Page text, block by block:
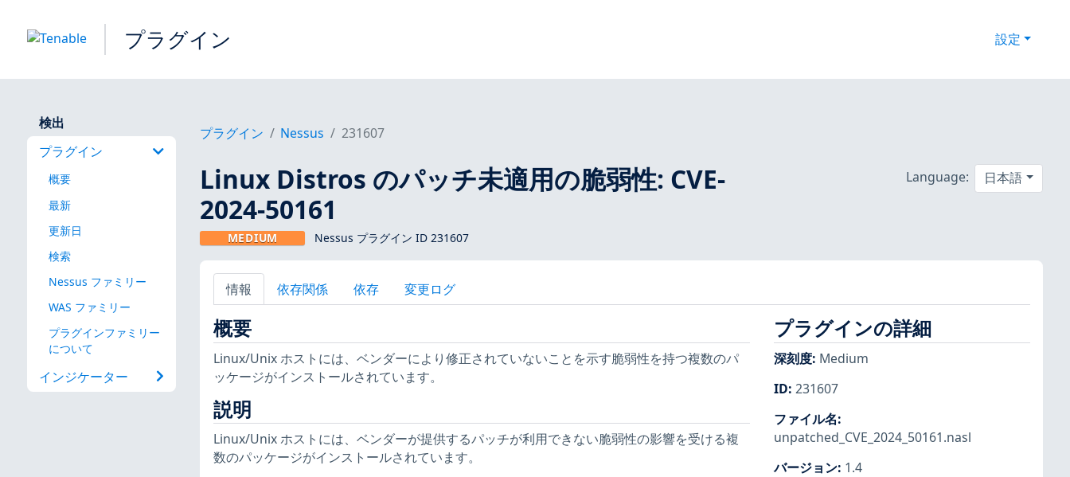
プラグイン 設定
検出
プラグイン
概要
最新
更新日
検索
Nessus ファミリー
WAS ファミリー
プラグインファミリー
について
インジケーター
プラグイン Nessus 231607
Linux Distros のパッチ未適用の脆弱性: CVE-
2024-50161
MEDIUM Nessus プラグイン ID 231607
Language: 日本語
情報 依存関係 依存 変更ログ
概要
Linux/Unix ホストには、ベンダーにより修正されていないことを示す脆弱性を持つ複数のパ
ッケージがインストールされています。
説明
Linux/Unix ホストには、ベンダーが提供するパッチが利用できない脆弱性の影響を受ける複
数のパッケージがインストールされています。
プラグインの詳細
深刻度: Medium
ID: 231607
ファイル名:
unpatched_CVE_2024_50161.nasl
バージョン: 1.4